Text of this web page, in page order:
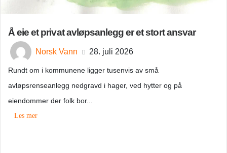
Å eie et privat avløpsanlegg er et stort ansvar
Norsk Vann 28. juli 2026
Rundt om i kommunene ligger tusenvis av små
avløpsrenseanlegg nedgravd i hager, ved hytter og på
eiendommer der folk bor...
Les mer